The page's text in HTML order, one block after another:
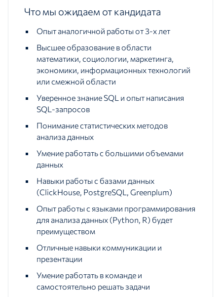
Что мы ожидаем от кандидата
Опыт аналогичной работы от 3-х лет
Высшее образование в области
математики, социологии, маркетинга,
экономики, информационных технологий
или смежной области
Уверенное знание SQL и опыт написания
SQL-запросов
Понимание статистических методов
анализа данных
Умение работать с большими объемами
данных
Навыки работы с базами данных
(ClickHouse, PostgreSQL, Greenplum)
Опыт работы с языками программирования
для анализа данных (Python, R) будет
преимуществом
Отличные навыки коммуникации и
презентации
Умение работать в команде и
самостоятельно решать задачи